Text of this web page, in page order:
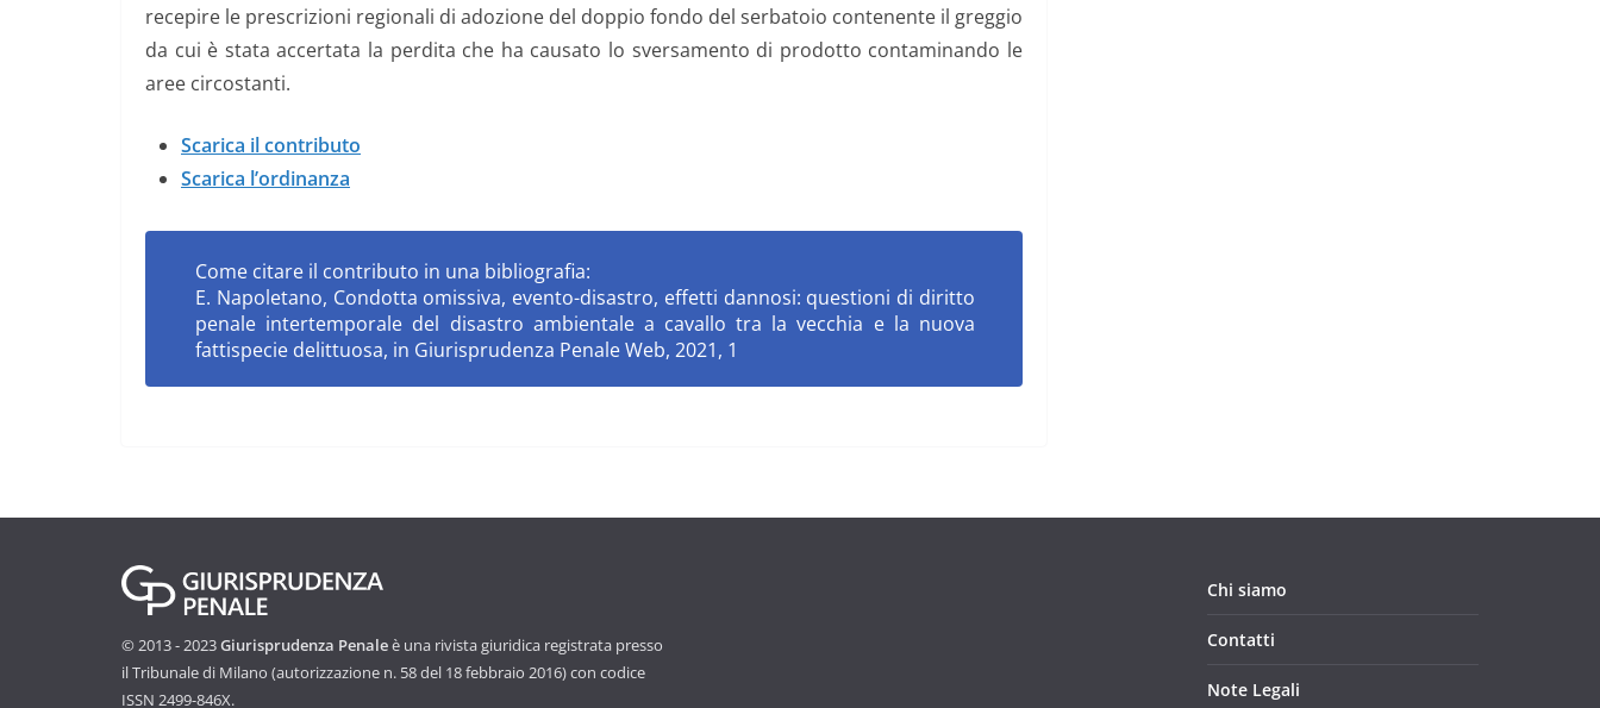
recepire le prescrizioni regionali di adozione del doppio fondo del serbatoio contenente il greggio
da cui è stata accertata la perdita che ha causato lo sversamento di prodotto contaminando le
aree circostanti.
Scarica il contributo
Scarica l’ordinanza
Come citare il contributo in una bibliografia:
E. Napoletano, Condotta omissiva, evento-disastro, effetti dannosi: questioni di diritto
penale intertemporale del disastro ambientale a cavallo tra la vecchia e la nuova
fattispecie delittuosa, in Giurisprudenza Penale Web, 2021, 1
© 2013 - 2023Giurisprudenza Penaleè una rivista giuridica registrata presso
il Tribunale di Milano (autorizzazione n. 58 del 18 febbraio 2016) con codice
ISSN 2499-846X.
Chi siamo
Contatti
Note Legali